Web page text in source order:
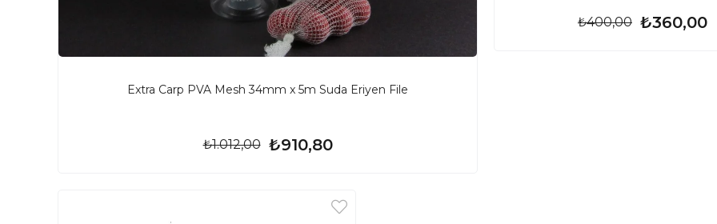
Extra Carp PVA Mesh 34mm x 5m Suda Eriyen File
₺910,80
₺1.012,00
₺360,00
₺400,00